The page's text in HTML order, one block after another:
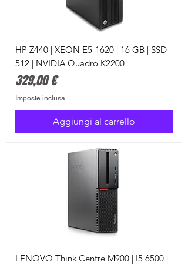
HP Z440 | XEON E5-1620 | 16 GB | SSD
512 | NVIDIA Quadro K2200
Prezzo
329,00 €
Imposte inclusa
Aggiungi al carrello
LENOVO Think Centre M900 | I5 6500 |